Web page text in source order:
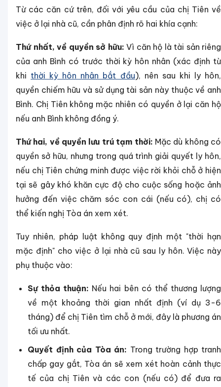
Từ các căn cứ trên, đối với yêu cầu của chị Tiên về
việc ở lại nhà cũ, cần phân định rõ hai khía cạnh:
Thứ nhất, về quyền sở hữu: Vì căn hộ là tài sản riêng
của anh Bình có trước thời kỳ hôn nhân (xác định từ
khi thời kỳ hôn nhân bắt đầu), nên sau khi ly hôn,
quyền chiếm hữu và sử dụng tài sản này thuộc về anh
Bình. Chị Tiên không mặc nhiên có quyền ở lại căn hộ
nếu anh Bình không đồng ý.
Thứ hai, về quyền lưu trú tạm thời: Mặc dù không có
quyền sở hữu, nhưng trong quá trình giải quyết ly hôn,
nếu chị Tiên chứng minh được việc rời khỏi chỗ ở hiện
tại sẽ gây khó khăn cực độ cho cuộc sống hoặc ảnh
hưởng đến việc chăm sóc con cái (nếu có), chị có
thể kiến nghị Tòa án xem xét.
Tuy nhiên, pháp luật không quy định một "thời hạn
mặc định" cho việc ở lại nhà cũ sau ly hôn. Việc này
phụ thuộc vào:
Sự thỏa thuận: Nếu hai bên có thể thương lượng
về một khoảng thời gian nhất định (ví dụ 3-6
tháng) để chị Tiên tìm chỗ ở mới, đây là phương án
tối ưu nhất.
Quyết định của Tòa án: Trong trường hợp tranh
chấp gay gắt, Tòa án sẽ xem xét hoàn cảnh thực
tế của chị Tiên và các con (nếu có) để đưa ra